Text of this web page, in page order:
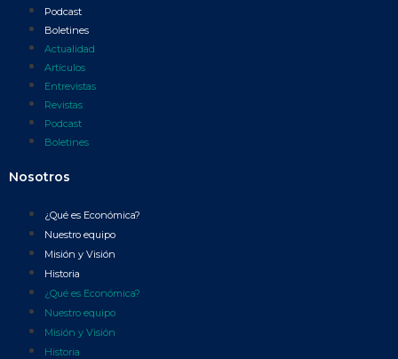
Podcast
Boletines
Actualidad
Artículos
Entrevistas
Revistas
Podcast
Boletines
Nosotros
¿Qué es Económica?
Nuestro equipo
Misión y Visión
Historia
¿Qué es Económica?
Nuestro equipo
Misión y Visión
Historia